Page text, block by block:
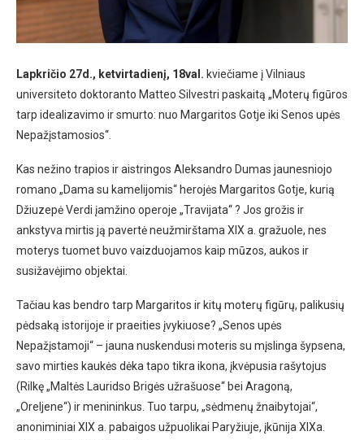
Lapkričio 27d., ketvirtadienį, 18val. kviečiame į Vilniaus
universiteto doktoranto Matteo Silvestri paskaitą „Moterų figūros
tarp idealizavimo ir smurto: nuo Margaritos Gotje iki Senos upės
Nepažįstamosios“.
Kas nežino trapios ir aistringos Aleksandro Dumas jaunesniojo
romano „Dama su kamelijomis“ herojės Margaritos Gotje, kurią
Džiuzepė Verdi įamžino operoje „Travijata“ ? Jos grožis ir
ankstyva mirtis ją pavertė neužmirštama XIX a. gražuole, nes
moterys tuomet buvo vaizduojamos kaip mūzos, aukos ir
susižavėjimo objektai.
Tačiau kas bendro tarp Margaritos ir kitų moterų figūrų, palikusių
pėdsaką istorijoje ir praeities įvykiuose? „Senos upės
Nepažįstamoji“ – jauna nuskendusi moteris su mįslinga šypsena,
savo mirties kaukės dėka tapo tikra ikona, įkvėpusia rašytojus
(Rilkę „Maltės Lauridso Brigės užrašuose“ bei Aragoną,
„Oreljene“) ir menininkus. Tuo tarpu, „sėdmenų žnaibytojai“,
anoniminiai XIX a. pabaigos užpuolikai Paryžiuje, įkūnija XIXa.